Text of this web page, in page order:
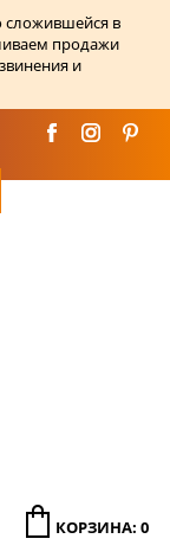
сложившейся в
продажи
и
КОРЗИНА: 0